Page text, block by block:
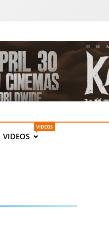
| Tamil
VIDEOS
VIDEOS